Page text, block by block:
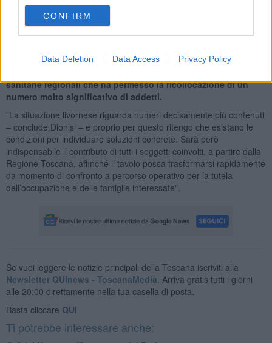
CONFIRM
Data Deletion Data Access Privacy Policy
Nel corso della riunione sarà inoltre esaminata l’esperienza
realizzata in Calabria, dove una forte e concreta iniziativa della
Regione Calabria, insieme alle organizzazioni sindacali, a Tim e
occupazionale che interessava quasi mille lavoratori, attraverso un
sanitarie regionali che ha permesso la ricollocazione di un
numero molto significativo di addetti.
"La situazione livornese riguarda numeri decisamente più contenuti
– conclude Dionisi – e proprio per questo ritengo che esistano le
condizioni per individuare soluzioni concrete. Sarà però
indispensabile il contributo di tutti i soggetti coinvolti, a partire dalla
Regione Toscana, affinché il tavolo possa trasformarsi rapidamente
da momento di confronto a percorso operativo per la tutela
dell’occupazione e delle famiglie interessate".
Se vuoi leggere le notizie principali della Toscana iscriviti alla
Newsletter QUInews - ToscanaMedia. Arriva gratis tutti i giorni
alle 20:00 direttamente nella tua casella di posta.
Basta cliccare QUI
Ti potrebbe interessare anche: